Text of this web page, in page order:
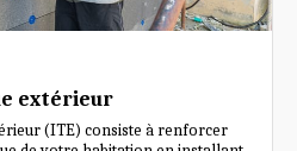
extérieur
(ITE) consiste à renforcer